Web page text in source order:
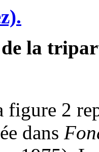
de la
figure 2
dans